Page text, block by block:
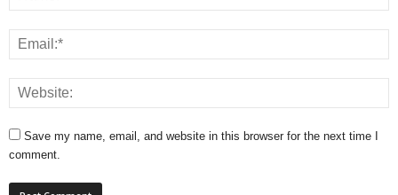
Save my name, email, and website in this browser for the next time I
comment.